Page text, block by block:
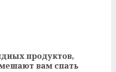
продуктов,
вам спать